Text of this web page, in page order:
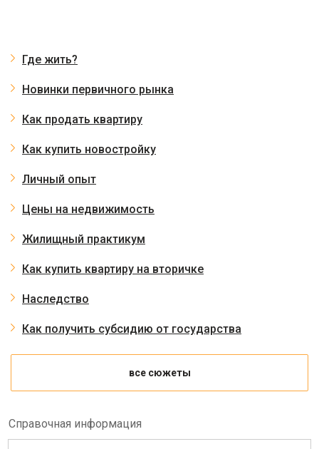
Где жить?
Новинки первичного рынка
Как продать квартиру
Как купить новостройку
Личный опыт
Цены на недвижимость
Жилищный практикум
Как купить квартиру на вторичке
Наследство
Как получить субсидию от государства
все сюжеты
Справочная информация